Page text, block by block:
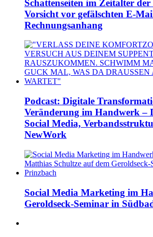
Schattenseiten im Zeitalter
Vorsicht vor gefälschten E-
Rechnungsanhang
Podcast: Digitale
Veränderung im Handwerk –
Social Media,
NewWork
Social Media Marketing im
Geroldseck-Seminar in